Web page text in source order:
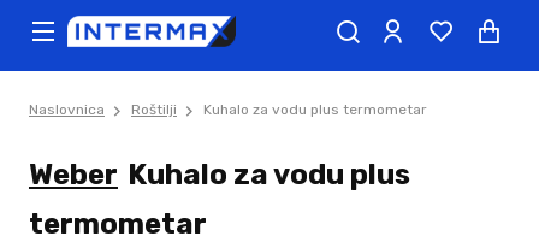
Naslovnica Roštilji Kuhalo za vodu plus termometar
Weber Kuhalo za vodu plus
termometar